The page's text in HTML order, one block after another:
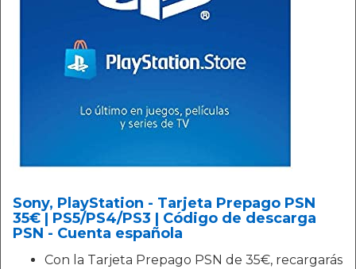
Sony, PlayStation - Tarjeta Prepago PSN
35€ | PS5/PS4/PS3 | Código de descarga
PSN - Cuenta española
Con la Tarjeta Prepago PSN de 35€, recargarás